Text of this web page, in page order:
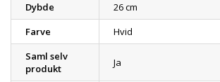
Dybde
26 cm
Farve
Hvid
Saml selv
produkt
Ja